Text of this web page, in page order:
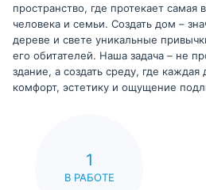
пространство, где протекает самая
человека и семьи. Создать дом –
дереве и свете уникальные
его обитателей. Наша задача – не
здание, а создать среду, где каждая
комфорт, эстетику и ощущение
1
В РАБОТЕ